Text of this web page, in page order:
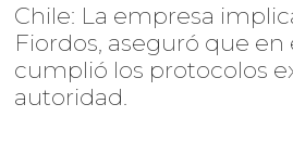
Chile: La empresa
Fiordos, aseguró que en
cumplió los protocolos
autoridad.